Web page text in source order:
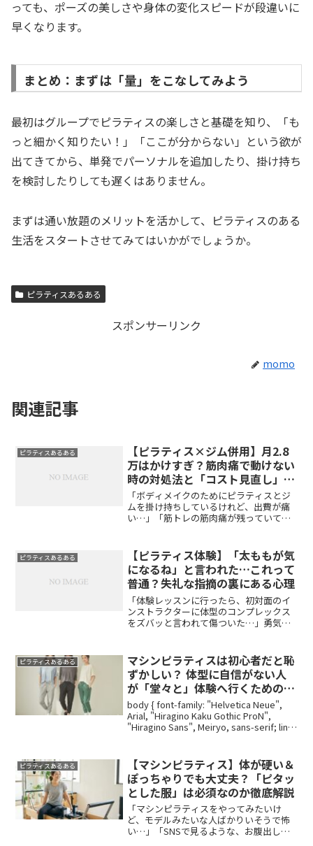
っても、ポーズの美しさや身体の変化スピードが段違いに
早くなります。
まとめ：まずは「量」をこなしてみよう
最初はグループでピラティスの楽しさと基礎を知り、「も
っと細かく知りたい！」「ここが分からない」という欲が
出てきてから、単発でパーソナルを追加したり、掛け持ち
を検討したりしても遅くはありません。
まずは通い放題のメリットを活かして、ピラティスのある
生活をスタートさせてみてはいかがでしょうか。
ピラティスあるある
スポンサーリンク
momo
関連記事
ピラティスあるある
【ピラティス×ジム併用】月2.8
万はかけすぎ？筋肉痛で動けない
時の対処法と「コスト見直し」の
裏ワザ
「ボディメイクのためにピラティスとジ
ムを掛け持ちしているけれど、出費が痛
い…」「筋トレの筋肉痛が残っていて、
しているものの、「金銭面」と「体力
面」の両方で無理が生じていま...
ピラティスあるある
【ピラティス体験】「太ももが気
になるね」と言われた…これって
普通？失礼な指摘の裏にある心理
「体験レッスンに行ったら、初対面のイ
ンストラクターに体型のコンプレックス
をズバッと言われて傷ついた…」勇気を
しまいますよね。しかし、この「体型指
摘」は、ピラティス業界で...
ピラティスあるある
マシンピラティスは初心者だと恥
ずかしい？ 体型に自信がない人
が「堂々と」体験へ行くための完
全ガイド
body { font-family: "Helvetica Neue",
Arial, "Hiragino Kaku Gothic ProN",
"Hiragino Sans", Meiryo, sans-serif; line-
ピラティスあるある
【マシンピラティス】体が硬い＆
ぽっちゃりでも大丈夫？「ピタッ
とした服」は必須なのか徹底解説
「マシンピラティスをやってみたいけ
ど、モデルみたいな人ばかりいそうで怖
い…」「SNSで見るような、お腹出し＆